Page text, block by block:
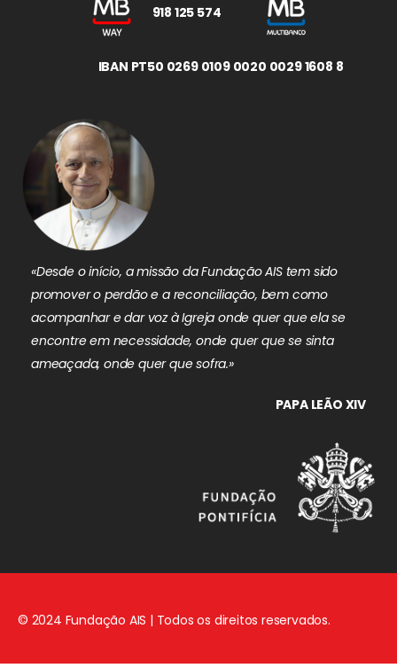
918 125 574
IBAN PT50 0269 0109 0020 0029 1608 8
«Desde o início, a missão da Fundação AIS tem sido
promover o perdão e a reconciliação, bem como
acompanhar e dar voz à Igreja onde quer que ela se
encontre em necessidade, onde quer que se sinta
ameaçada, onde quer que sofra.»
PAPA LEÃO XIV
© 2024 Fundação AIS | Todos os direitos reservados.